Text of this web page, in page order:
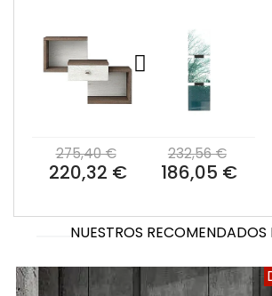
275,40 €
220,32 €
232,56 €
186,05 €
NUESTROS RECOMENDADOS